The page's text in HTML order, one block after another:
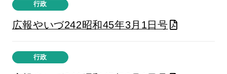
行政
広報やいづ242昭和45年3月1日号
行政